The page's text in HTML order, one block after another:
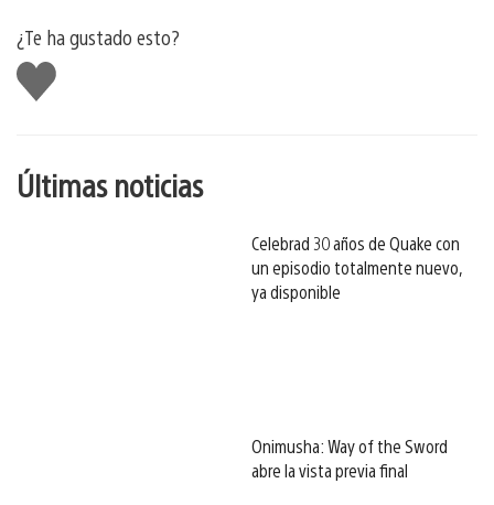
¿Te ha gustado esto?
Me
gusta
Últimas noticias
Celebrad 30 años de Quake con
un episodio totalmente nuevo,
ya disponible
Onimusha: Way of the Sword
abre la vista previa final